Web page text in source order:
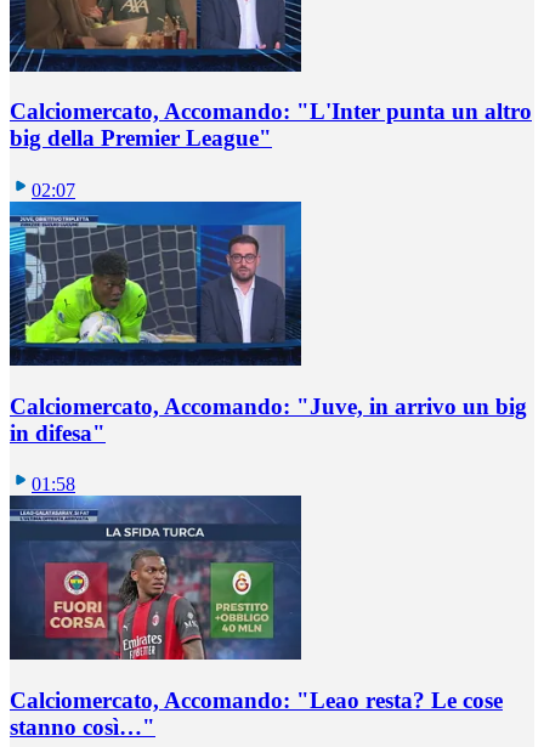
Calciomercato, Accomando: "L'Inter punta un altro
big della Premier League"
02:07
Calciomercato, Accomando: "Juve, in arrivo un big
in difesa"
01:58
Calciomercato, Accomando: "Leao resta? Le cose
stanno così…"